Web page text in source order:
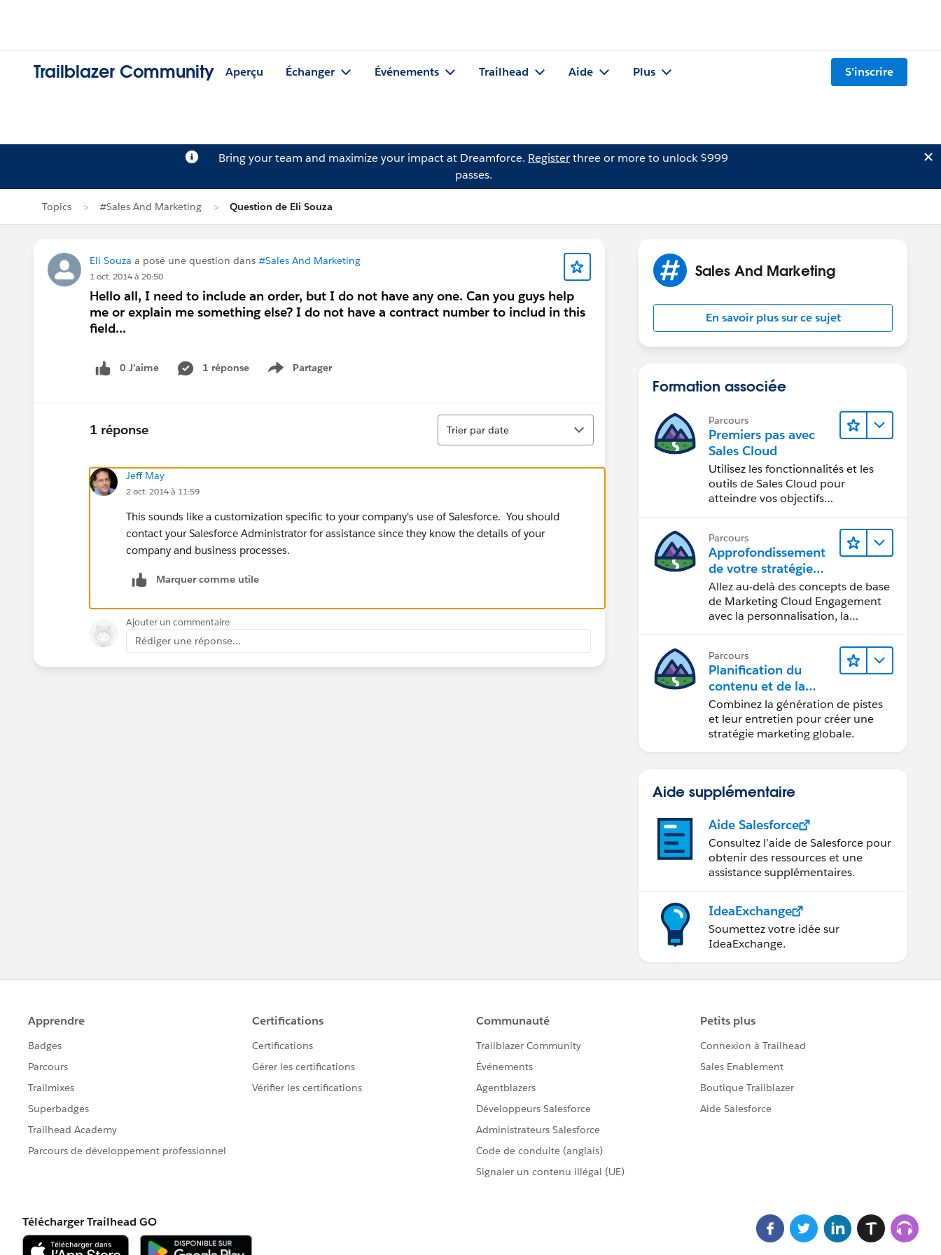
Trailblazer Community Aperçu Échanger Événements Trailhead Aide Plus S'inscrire
Bring your team and maximize your impact at Dreamforce. Registerthree or more to unlock $999
passes.
Topics #Sales And Marketing Question de Eli Souza
Eli Souza a posé une question dans #Sales And Marketing
1 oct. 2014 à 20:50
Hello all, I need to include an order, but I do not have any one. Can you guys help
me or explain me something else? I do not have a contract number to includ in this
field...
0 J’aime 1 réponse Partager
Show menu
1 réponse
Tri
Trier par date
Jeff May
2 oct. 2014 à 11:59
This sounds like a customization specific to your company's use of Salesforce. You should
contact your Salesforce Administrator for assistance since they know the details of your
company and business processes.
Marquer comme utile
Ajouter un commentaire
Rédiger une réponse...
Sales And Marketing
En savoir plus sur ce sujet
Formation associée
Parcours
Premiers pas avec
Sales Cloud
Utilisez les fonctionnalités et les
outils de Sales Cloud pour
atteindre vos objectifs
Parcours
Approfondissement
de votre stratégie
marketing
Allez au-delà des concepts de base
de Marketing Cloud Engagement
avec la personnalisation, la
Parcours
Planification du
contenu et de la
stratégie marketing
avec
Marketing Cloud
Account Engagemen
Combinez la génération de pistes
et leur entretien pour créer une
stratégie marketing globale.
Aide supplémentaire
Aide Salesforce
Consultez l’aide de Salesforce pour
obtenir des ressources et une
assistance supplémentaires.
IdeaExchange
Soumettez votre idée sur
IdeaExchange.